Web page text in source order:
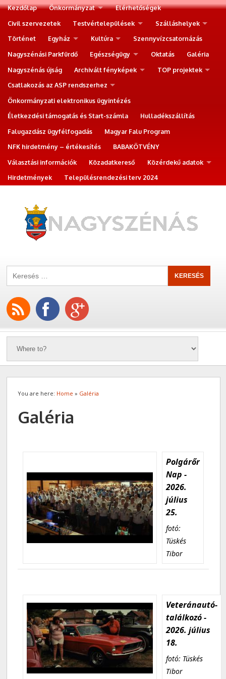
Kezdőlap Önkormányzat
Elérhetőségek
Civil szervezetek
Testvértelepülések
Szálláshelyek
Történet
Egyház Kultúra
Szennyvízcsatornázás
Nagyszénási Parkfürdő
Egészségügy Oktatás
Galéria
Nagyszénás újság
Archivált fényképek
TOP projektek
Csatlakozás az ASP rendszerhez
Önkormányzati elektronikus ügyintézés
Életkezdési támogatás és Start-számla
Hulladékszállítás
Falugazdász ügyfélfogadás
Magyar Falu Program
NFK hirdetmény – értékesítés
BABAKÖTVÉNY
Választási információk
Közadatkereső
Közérdekű adatok
Hirdetmények
Településrendezési terv 2024
You are here: Home » Galéria
Galéria
Polgárőr
Nap -
2026.
július
25.
fotó:
Tüskés
Tibor
Veteránautó-
találkozó -
2026. július
18.
fotó: Tüskés
Tibor